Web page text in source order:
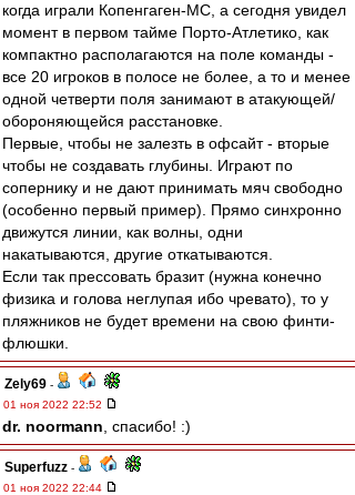
когда играли Копенгаген-МС, а сегодня увидел
момент в первом тайме Порто-Атлетико, как
компактно располагаются на поле команды -
все 20 игроков в полосе не более, а то и менее
одной четверти поля занимают в атакующей/
обороняющейся расстановке.
Первые, чтобы не залезть в офсайт - вторые
чтобы не создавать глубины. Играют по
сопернику и не дают принимать мяч свободно
(особенно первый пример). Прямо синхронно
движутся линии, как волны, одни
накатываются, другие откатываются.
Если так прессовать бразит (нужна конечно
физика и голова неглупая ибо чревато), то у
пляжников не будет времени на свою финти-
флюшки.
Zely69 -
01 ноя 2022 22:52
dr. noormann , спасибо! :)
Superfuzz -
01 ноя 2022 22:44